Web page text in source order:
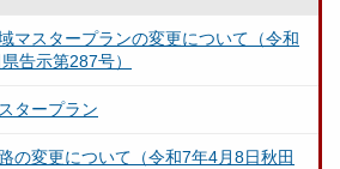
マスタープランの変更について（令和
告示第287号）
タープラン
の変更について（令和7年4月8日秋田